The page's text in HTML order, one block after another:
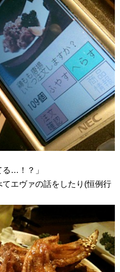
…！？」
エヴァの話をしたり(恒例行